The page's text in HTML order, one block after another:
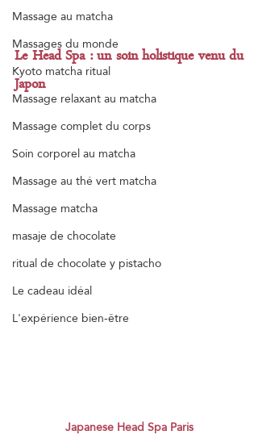
Massage au matcha
Massages du monde
Kyoto matcha ritual
Massage relaxant au matcha
Massage complet du corps
Soin corporel au matcha
Massage au thé vert matcha
Massage matcha
masaje de chocolate
ritual de chocolate y pistacho
Le cadeau idéal
L'expérience bien-être
Le Head Spa : un soin holistique venu du
Japon
Japanese Head Spa Paris